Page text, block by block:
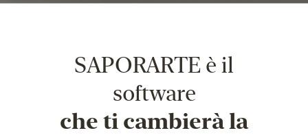
SAPORARTE è il
software
che ti cambierà la